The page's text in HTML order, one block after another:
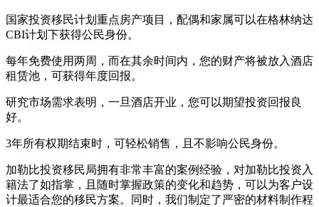
国家投资移民计划重点房产项目，配偶和家属可以在格林纳达
CBI计划下获得公民身份。
每年免费使用两周，而在其余时间内，您的财产将被放入酒店
租赁池，可获得年度回报。
研究市场需求表明，一旦酒店开业，您可以期望投资回报良
好。
3年所有权期结束时，可轻松销售，且不影响公民身份。
加勒比投资移民局拥有非常丰富的案例经验，对加勒比投资入
籍法了如指掌，且随时掌握政策的变化和趋势，可以为客户设
计最适合您的移民方案。同时，我们制定了严密的材料制作程